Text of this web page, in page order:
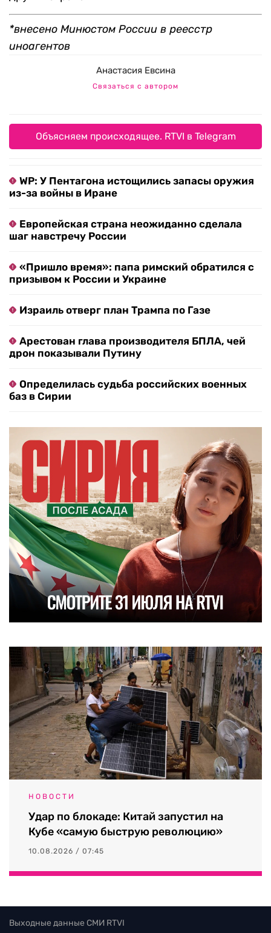
*внесено Минюстом России в реесстр
иноагентов
Анастасия Евсина
Связаться с автором
Объясняем происходящее. RTVI в Telegram
WP: У Пентагона истощились запасы оружия
из-за войны в Иране
Европейская страна неожиданно сделала
шаг навстречу России
«Пришло время»: папа римский обратился с
призывом к России и Украине
Израиль отверг план Трампа по Газе
Арестован глава производителя БПЛА, чей
дрон показывали Путину
Определилась судьба российских военных
баз в Сирии
НОВОСТИ
Удар по блокаде: Китай запустил на
Кубе «самую быструю революцию»
10.08.2026 / 07:45
Выходные данные СМИ RTVI